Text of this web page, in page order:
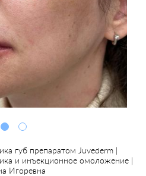
губ препаратом Juvederm |
и инъекционное омоложение |
Игоревна